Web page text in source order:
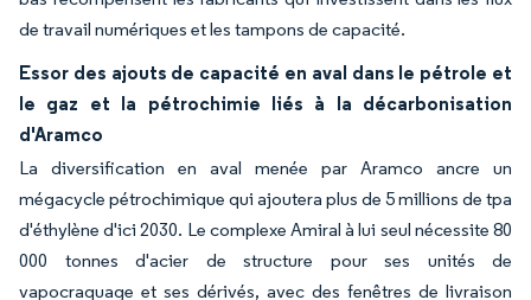
de travail numériques et les tampons de capacité.
Essor des ajouts de capacité en aval dans le pétrole et
le gaz et la pétrochimie liés à la décarbonisation
d'Aramco
La diversification en aval menée par Aramco ancre un
mégacycle pétrochimique qui ajoutera plus de 5 millions de tpa
d'éthylène d'ici 2030. Le complexe Amiral à lui seul nécessite 80
000 tonnes d'acier de structure pour ses unités de
vapocraquage et ses dérivés, avec des fenêtres de livraison